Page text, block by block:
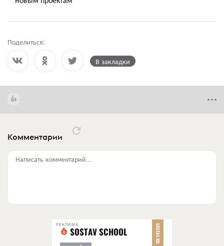
Поделиться:
В закладки
Комментарии
Написать комментарий...
РЕКЛАМА